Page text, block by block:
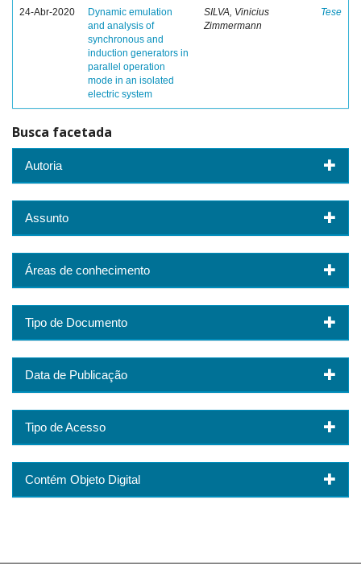
24-Abr-2020
Dynamic emulation
and analysis of
synchronous and
induction generators in
parallel operation
mode in an isolated
electric system
SILVA, Vinicius
Zimmermann
Tese
Busca facetada
Autoria
Assunto
Áreas de conhecimento
Tipo de Documento
Data de Publicação
Tipo de Acesso
Contém Objeto Digital